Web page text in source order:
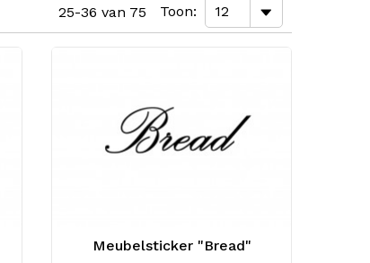
25-36 van 75 Toon
Meubelsticker "Bread"